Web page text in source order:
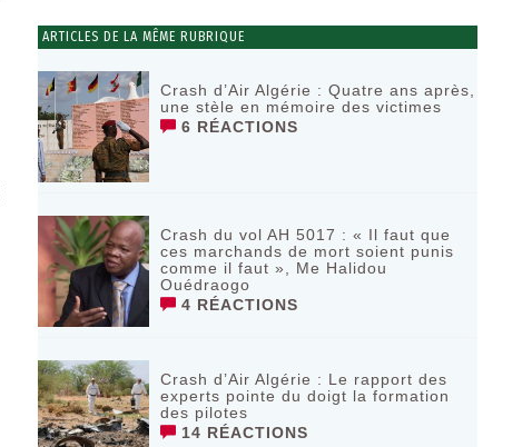
ARTICLES DE LA MÊME RUBRIQUE
Crash d’Air Algérie : Quatre ans après,
une stèle en mémoire des victimes
6 RÉACTIONS
Crash du vol AH 5017 : « Il faut que
ces marchands de mort soient punis
comme il faut », Me Halidou
Ouédraogo
4 RÉACTIONS
Crash d’Air Algérie : Le rapport des
experts pointe du doigt la formation
des pilotes
14 RÉACTIONS